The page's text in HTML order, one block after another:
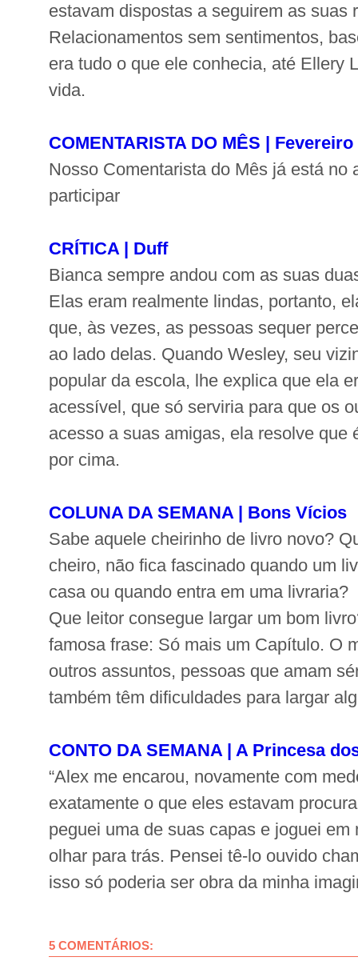
estavam dispostas a seguirem as suas
Relacionamentos sem sentimentos,
era tudo o que ele conhecia, até Ellery
vida.
COMENTARISTA DO MÊS | Fevereiro
Nosso Comentarista do Mês já está no
participar
CRÍTICA | Duff
Bianca sempre andou com as suas
Elas eram realmente lindas, portanto,
que, às vezes, as pessoas sequer
ao lado delas. Quando Wesley, seu
popular da escola, lhe explica que ela
acessível, que só serviria para que os
acesso a suas amigas, ela resolve que
por cima.
COLUNA DA SEMANA | Bons Vícios
Sabe aquele cheirinho de livro novo?
cheiro, não fica fascinado quando um
casa ou quando entra em uma livraria?
Que leitor consegue largar um bom
famosa frase: Só mais um Capítulo. O
outros assuntos, pessoas que amam
também têm dificuldades para largar
CONTO DA SEMANA | A Princesa
“Alex me encarou, novamente com
exatamente o que eles estavam
peguei uma de suas capas e joguei
olhar para trás. Pensei tê-lo ouvido
isso só poderia ser obra da minha
5 COMENTÁRIOS: